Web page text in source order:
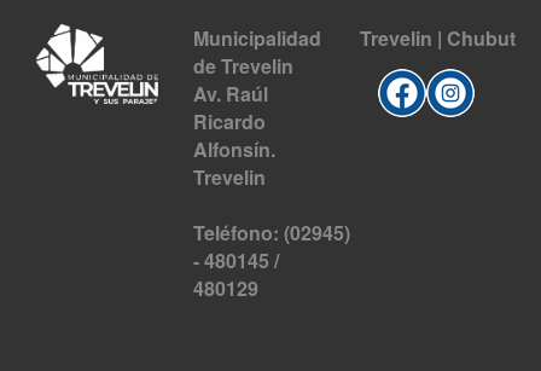
Municipalidad
de Trevelin
Av. Raúl
Ricardo
Alfonsín.
Trevelin
Teléfono: (02945)
- 480145 /
480129
Trevelin | Chubut